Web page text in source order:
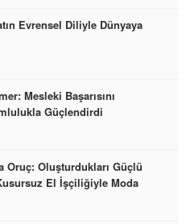
Evrensel Diliyle Dünyaya
Mesleki Başarısını
Güçlendirdi
Oruç: Oluşturdukları Güçlü
El İşçiliğiyle Moda
Attılar